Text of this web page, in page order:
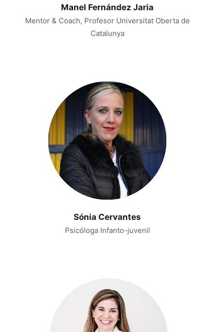
Manel Fernández Jaria
Mentor & Coach, Profesor Universitat Oberta de
Catalunya
Sónia Cervantes
Psicóloga Infanto-juvenil